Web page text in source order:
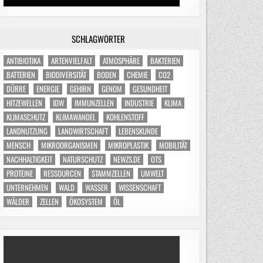
SCHLAGWÖRTER
ANTIBIOTIKA ARTENVIELFALT ATMOSPHÄRE
BAKTERIEN
BATTERIEN
BIODIVERSITÄT BODEN CHEMIE
CO2
DÜRRE
ENERGIE GEHIRN GENOM
GESUNDHEIT
HITZEWELLEN
IDW IMMUNZELLEN INDUSTRIE
KLIMA
KLIMASCHUTZ
KLIMAWANDEL
KOHLENSTOFF
LANDNUTZUNG
LANDWIRTSCHAFT
LEBENSKUNDE
MENSCH
MIKROORGANISMEN MIKROPLASTIK
MOBILITÄT
NACHHALTIGKEIT
NATURSCHUTZ NEWZS.DE
OTS
PROTEINE
RESSOURCEN STAMMZELLEN
UMWELT
UNTERNEHMEN
WALD WASSER
WISSENSCHAFT
WÄLDER
ZELLEN ÖKOSYSTEM ÖL